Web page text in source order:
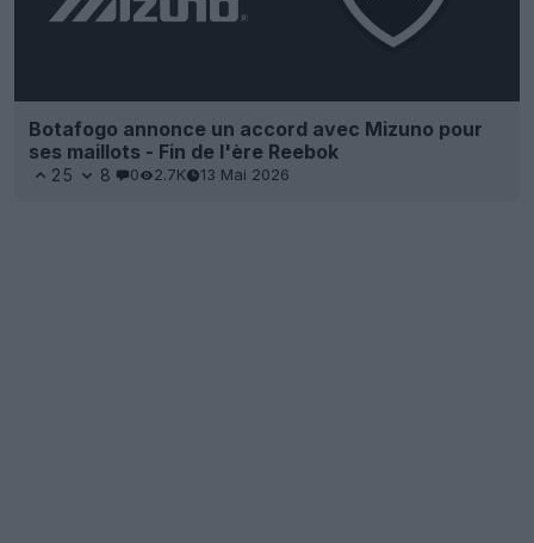
Botafogo annonce un accord avec Mizuno pour
ses maillots - Fin de l'ère Reebok
25 8 0 2.7K 13 Mai 2026